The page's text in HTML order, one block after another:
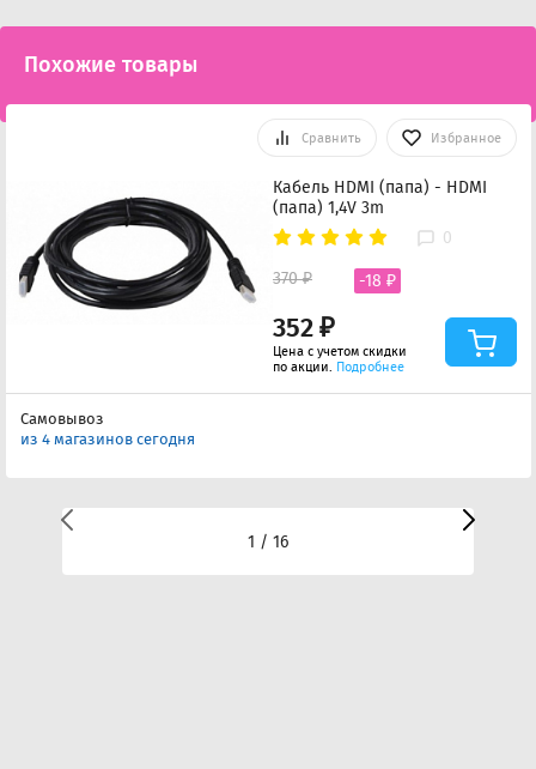
Похожие товары
Сравнить Избранное
Кабель HDMI (папа) - HDMI
(папа) 1,4V 3m
0
352 ₽
370 ₽ -18 ₽
Цена с учетом скидки
по акции. Подробнее
Самовывоз
из 4 магазинов сегодня
1 / 16